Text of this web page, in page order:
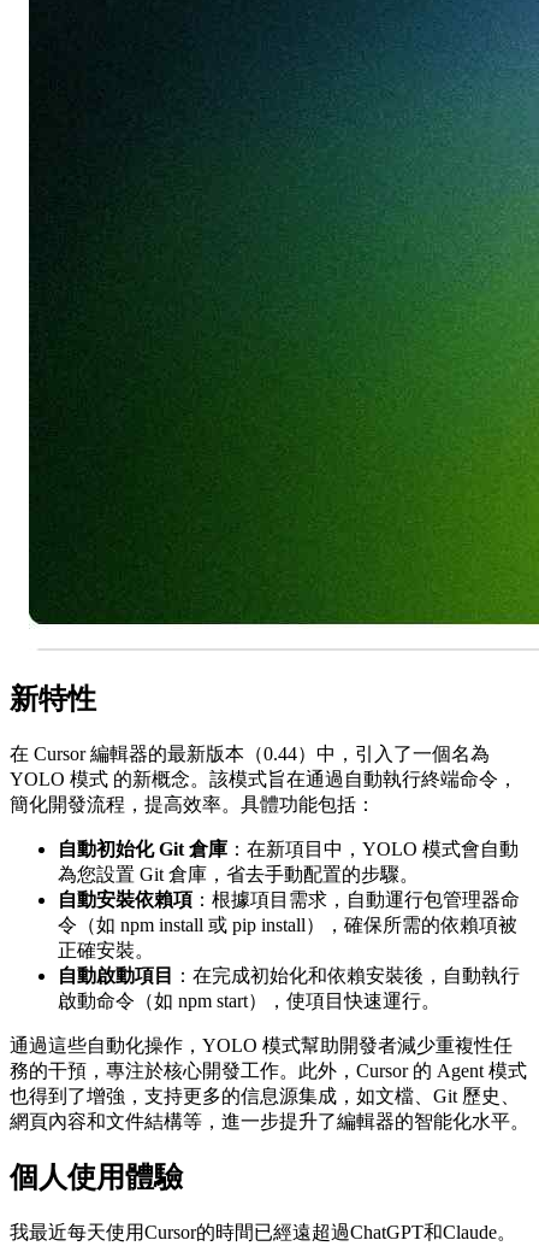
新特性
在 Cursor 編輯器的最新版本（0.44）中，引入了一個名為
YOLO 模式 的新概念。該模式旨在通過自動執行終端命令，
簡化開發流程，提高效率。具體功能包括：
自動初始化 Git 倉庫 ：在新項目中，YOLO 模式會自動
為您設置 Git 倉庫，省去手動配置的步驟。
自動安裝依賴項 ：根據項目需求，自動運行包管理器命
令（如 npm install 或 pip install），確保所需的依賴項被
正確安裝。
自動啟動項目
：在完成初始化和依賴安裝後，自動執行
啟動命令（如 npm start），使項目快速運行。
通過這些自動化操作，YOLO 模式幫助開發者減少重複性任
務的干預，專注於核心開發工作。此外，Cursor 的 Agent 模式
也得到了增強，支持更多的信息源集成，如文檔、Git 歷史、
網頁內容和文件結構等，進一步提升了編輯器的智能化水平。
個人使用體驗
我最近每天使用Cursor的時間已經遠超過ChatGPT和Claude。